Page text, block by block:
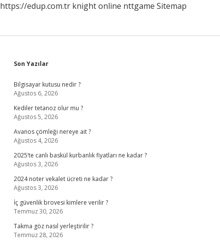
https://edup.com.tr knight online nttgame Sitemap
Sidebar
Son Yazılar
Bilgisayar kutusu nedir ?
Ağustos 6, 2026
Kediler tetanoz olur mu ?
Ağustos 5, 2026
Avanos çömleği nereye ait ?
Ağustos 4, 2026
2025’te canlı baskül kurbanlık fiyatları ne kadar ?
Ağustos 3, 2026
2024 noter vekalet ücreti ne kadar ?
Ağustos 3, 2026
İç güvenlik brovesi kimlere verilir ?
Temmuz 30, 2026
Takma göz nasıl yerleştirilir ?
Temmuz 28, 2026